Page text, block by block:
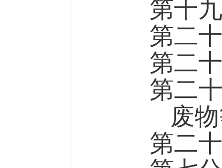
第十
第二
第二
第二
废
第二